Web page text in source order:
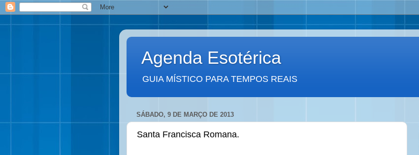
Agenda Esotérica
GUIA MÍSTICO PARA TEMPOS REAIS
SÁBADO, 9 DE MARÇO DE 2013
Santa Francisca Romana.